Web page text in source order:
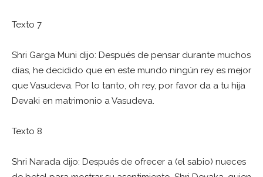
Texto 7
Shri Garga Muni dijo: Después de pensar durante muchos
días, he decidido que en este mundo ningún rey es mejor
que Vasudeva. Por lo tanto, oh rey, por favor da a tu hija
Devaki en matrimonio a Vasudeva.
Texto 8
Shri Narada dijo: Después de ofrecer a (el sabio) nueces